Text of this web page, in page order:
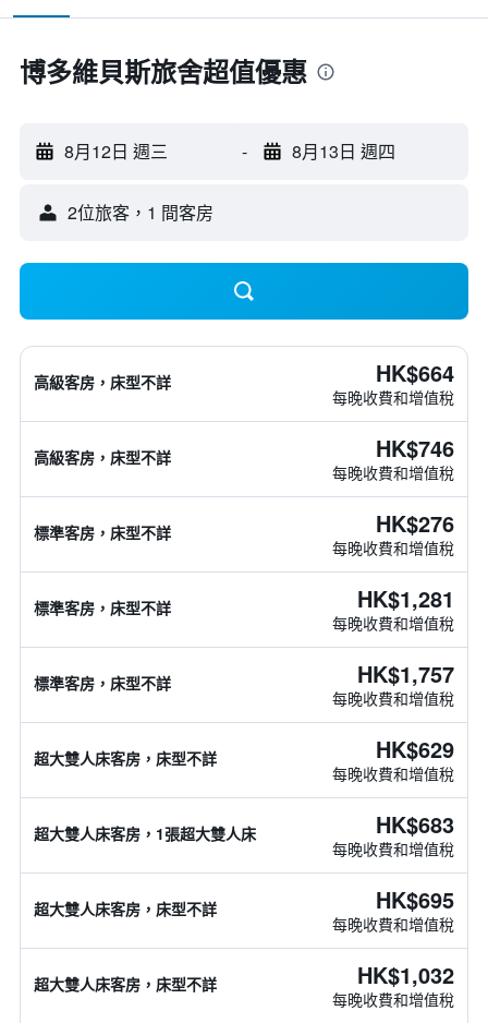
博多維貝斯旅舍超值優惠
8月12日 週三 - 8月13日 週四
2位旅客，1 間客房
高級客房，床型不詳 HK$664
每晚收費和增值稅
高級客房，床型不詳 HK$746
每晚收費和增值稅
標準客房，床型不詳 HK$276
每晚收費和增值稅
標準客房，床型不詳 HK$1,281
每晚收費和增值稅
標準客房，床型不詳 HK$1,757
每晚收費和增值稅
超大雙人床客房，床型不詳 HK$629
每晚收費和增值稅
超大雙人床客房，1張超大雙人床 HK$683
每晚收費和增值稅
超大雙人床客房，床型不詳 HK$695
每晚收費和增值稅
超大雙人床客房，床型不詳 HK$1,032
每晚收費和增值稅